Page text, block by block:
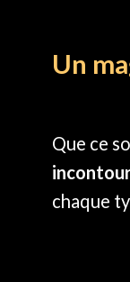
Un
Que ce
chaque